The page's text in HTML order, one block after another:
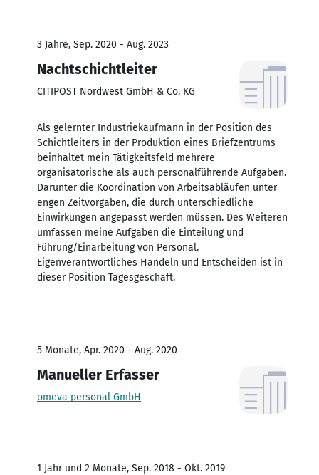
3 Jahre, Sep. 2020 - Aug. 2023
Nachtschichtleiter
CITIPOST Nordwest GmbH & Co. KG
Als gelernter Industriekaufmann in der Position des
Schichtleiters in der Produktion eines Briefzentrums
beinhaltet mein Tätigkeitsfeld mehrere
organisatorische als auch personalführende Aufgaben.
Darunter die Koordination von Arbeitsabläufen unter
engen Zeitvorgaben, die durch unterschiedliche
Einwirkungen angepasst werden müssen. Des Weiteren
umfassen meine Aufgaben die Einteilung und
Führung/Einarbeitung von Personal.
Eigenverantwortliches Handeln und Entscheiden ist in
dieser Position Tagesgeschäft.
5 Monate, Apr. 2020 - Aug. 2020
Manueller Erfasser
omeva personal GmbH
1 Jahr und 2 Monate, Sep. 2018 - Okt. 2019